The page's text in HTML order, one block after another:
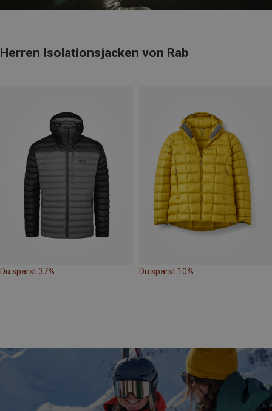
Herren Isolationsjacken von Rab
Du sparst 37% Du sparst 10%